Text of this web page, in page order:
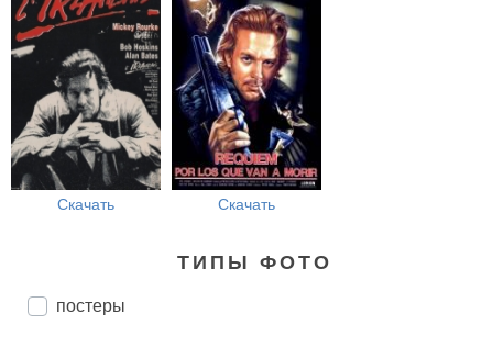
Скачать Скачать
ТИПЫ ФОТО
постеры